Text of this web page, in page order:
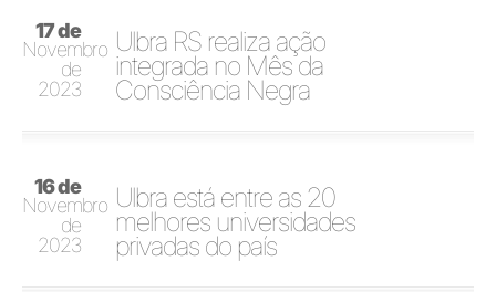
17 de
Novembro
de
2023
Ulbra RS realiza ação
integrada no Mês da
Consciência Negra
16 de
Novembro
de
2023
Ulbra está entre as 20
melhores universidades
privadas do país